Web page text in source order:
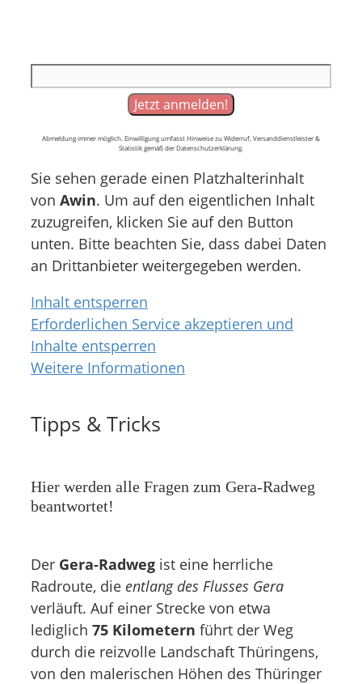
Abmeldung immer möglich. Einwilligung umfasst Hinweise zu Widerruf, Versanddienstleister &
Statistik gemäß der Datenschutzerklärung.
Sie sehen gerade einen Platzhalterinhalt
von Awin. Um auf den eigentlichen Inhalt
zuzugreifen, klicken Sie auf den Button
unten. Bitte beachten Sie, dass dabei Daten
an Drittanbieter weitergegeben werden.
Inhalt entsperren
Erforderlichen Service akzeptieren und
Inhalte entsperren
Weitere Informationen
Tipps & Tricks
Hier werden alle Fragen zum Gera-Radweg
beantwortet!
Der Gera-Radweg ist eine herrliche
Radroute, die entlang des Flusses Gera
verläuft. Auf einer Strecke von etwa
lediglich 75 Kilometern führt der Weg
durch die reizvolle Landschaft Thüringens,
von den malerischen Höhen des Thüringer